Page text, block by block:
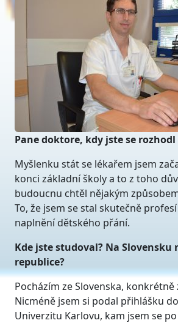
Pane doktore, kdy jste se
Myšlenku stát se lékařem jsem
konci základní školy a to z toho
budoucnu chtěl nějakým
To, že jsem se stal skutečně
naplnění dětského přání.
Kde jste studoval? Na Slovensku
republice?
Pocházím ze Slovenska, konkrétně
Nicméně jsem si podal přihlášku
Univerzitu Karlovu, kam jsem se